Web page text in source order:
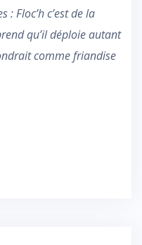
: Floc’h c’est de la
qu’il déploie autant
comme friandise